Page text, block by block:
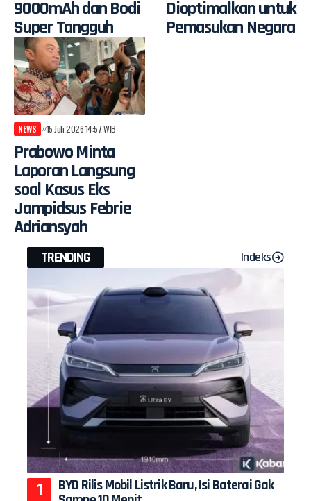
9000mAh dan Bodi
Super Tangguh
Dioptimalkan untuk
Pemasukan Negara
NEWS 15 Juli 2026 14:57 WIB
Prabowo Minta
Laporan Langsung
soal Kasus Eks
Jampidsus Febrie
Adriansyah
TRENDING Indeks
BYD Rilis Mobil Listrik Baru, Isi Baterai Gak